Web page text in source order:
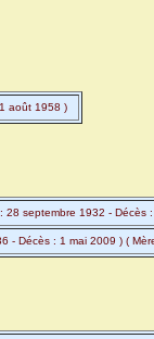
août 1958 )
28 septembre 1932 - Décès
- Décès : 1 mai 2009 ) (